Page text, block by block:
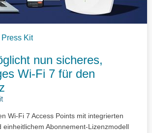
Press Kit
nun sicheres,
Wi-Fi 7 für den
Wi-Fi 7 Access Points mit integrierten
einheitlichem Abonnement-Lizenzmodell